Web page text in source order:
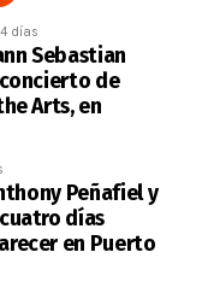
días
Sebastian
de
Arts, en
Peñafiel y
días
en Puerto